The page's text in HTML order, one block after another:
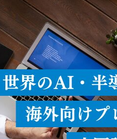
て使用するこ
一のデバイス
距離まで届く
[…]